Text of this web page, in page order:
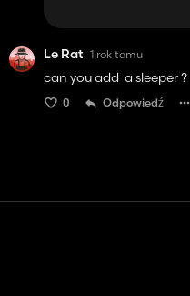
Le Rat 1 rok temu
can you add a sleeper ?
0 Odpowiedź